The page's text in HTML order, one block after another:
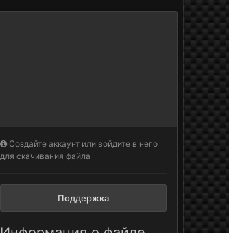
Создайте аккаунт или войдите в него
для скачивания файла
Поддержка